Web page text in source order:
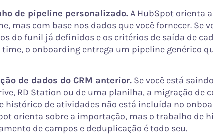
de pipeline personalizado.A HubSpot orienta
mas com base nos dados que você fornecer. Se
do funil já definidos e os critérios de saída de
time, o onboarding entrega um pipeline genérico
de dados do CRM anterior. Se você está
RD Station ou de uma planilha, a migração de
histórico de atividades não está incluída no
orienta sobre a importação, mas o trabalho de
de campos e deduplicação é todo seu.